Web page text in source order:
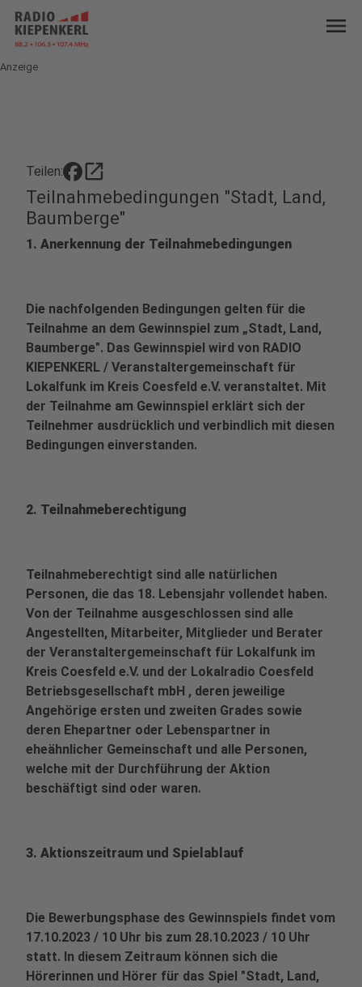
menu
Anzeige
Teilen: open_in_new
Teilnahmebedingungen "Stadt, Land,
Baumberge"
1. Anerkennung der Teilnahmebedingungen
Die nachfolgenden Bedingungen gelten für die
Teilnahme an dem Gewinnspiel zum „Stadt, Land,
Baumberge". Das Gewinnspiel wird von RADIO
KIEPENKERL / Veranstaltergemeinschaft für
Lokalfunk im Kreis Coesfeld e.V. veranstaltet. Mit
der Teilnahme am Gewinnspiel erklärt sich der
Teilnehmer ausdrücklich und verbindlich mit diesen
Bedingungen einverstanden.
2. Teilnahmeberechtigung
Teilnahmeberechtigt sind alle natürlichen
Personen, die das 18. Lebensjahr vollendet haben.
Von der Teilnahme ausgeschlossen sind alle
Angestellten, Mitarbeiter, Mitglieder und Berater
der Veranstaltergemeinschaft für Lokalfunk im
Kreis Coesfeld e.V. und der Lokalradio Coesfeld
Betriebsgesellschaft mbH , deren jeweilige
Angehörige ersten und zweiten Grades sowie
deren Ehepartner oder Lebenspartner in
eheähnlicher Gemeinschaft und alle Personen,
welche mit der Durchführung der Aktion
beschäftigt sind oder waren.
3. Aktionszeitraum und Spielablauf
Die Bewerbungsphase des Gewinnspiels findet vom
17.10.2023 / 10 Uhr bis zum 28.10.2023 / 10 Uhr
statt. In diesem Zeitraum können sich die
Hörerinnen und Hörer für das Spiel "Stadt, Land,